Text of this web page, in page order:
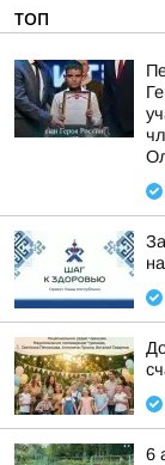
ТОП
6